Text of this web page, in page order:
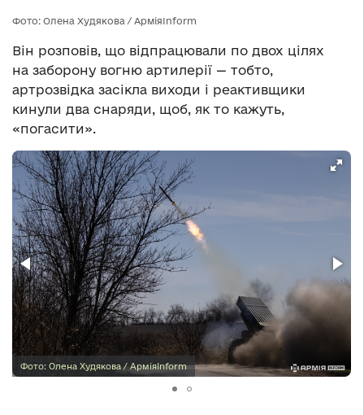
Фото: Олена Худякова / АрміяInform
Він розповів, що відпрацювали по двох цілях
на заборону вогню артилерії — тобто,
артрозвідка засікла виходи і реактивщики
кинули два снаряди, щоб, як то кажуть,
«погасити».
Фото: Олена Худякова / АрміяInform